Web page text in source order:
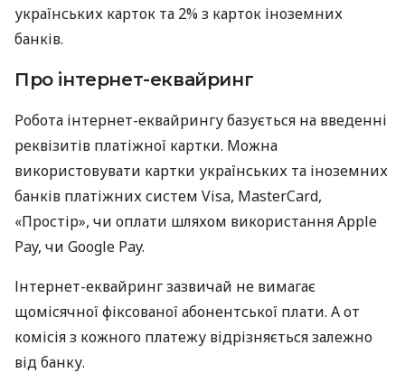
українських карток та 2% з карток іноземних
банків.
Про інтернет-еквайринг
Робота інтернет-еквайрингу базується на введенні
реквізитів платіжної картки. Можна
використовувати картки українських та іноземних
банків платіжних систем Visa, MasterCard,
«Простір», чи оплати шляхом використання Apple
Pay, чи Google Pay.
Інтернет-еквайринг зазвичай не вимагає
щомісячної фіксованої абонентської плати. А от
комісія з кожного платежу відрізняється залежно
від банку.